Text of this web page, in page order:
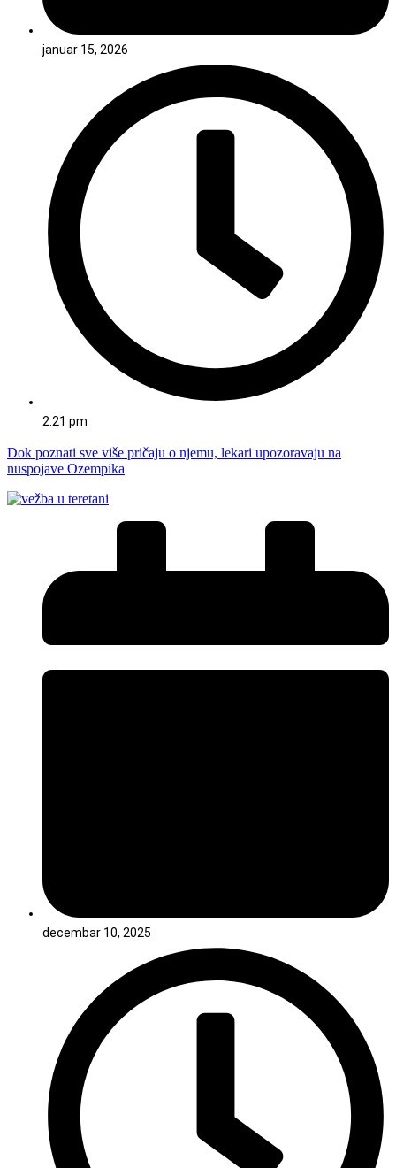
januar 15, 2026
2:21 pm
Dok poznati sve više pričaju o njemu, lekari upozoravaju na
nuspojave Ozempika
decembar 10, 2025